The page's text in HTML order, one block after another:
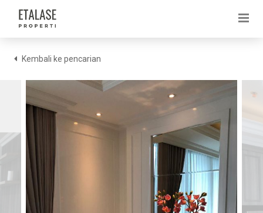
Kembali ke pencarian